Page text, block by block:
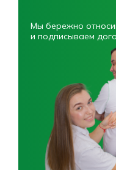
Мы бережно
и подписываем